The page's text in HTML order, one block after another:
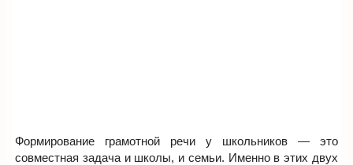
Формирование грамотной речи у школьников — это
совместная задача и школы, и семьи. Именно в этих двух